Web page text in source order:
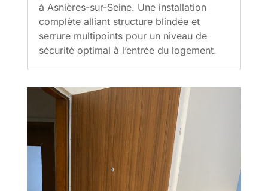
à Asnières-sur-Seine. Une installation
complète alliant structure blindée et
serrure multipoints pour un niveau de
sécurité optimal à l’entrée du logement.